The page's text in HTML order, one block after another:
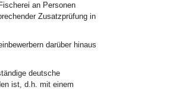
an Personen
Zusatzprüfung in
darüber hinaus
deutsche
ist, d.h. mit einem